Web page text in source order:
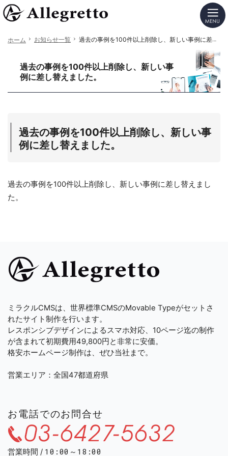
ホーム お知らせ一覧 過去の事例を100件以上削除し、新しい事例に差し替えました。
過去の事例を100件以上削除し、新しい事
例に差し替えました。
カンタン更新！格安ホームページ制作（レスポンシブ対応）ならSEOに強いアレグレット
格安ホームページ制作（レスポンシブ対応）ならSEO・反響アップにこだわるミラクル
過去の事例を100件以上削除し、新しい事
例に差し替えました。
過去の事例を100件以上削除し、新しい事例に差し替えまし
た。
ミラクルCMSは、世界標準CMSのMovable Typeがセットさ
れたサイト制作を行います。
レスポンシブデザインによるスマホ対応、10ページ迄の制作
が含まれて初期費用49,800円と非常に安価。
格安ホームページ制作は、ぜひ当社まで。
営業エリア：全国47都道府県
お電話でのお問合せ
営業時間 10:00～18:00
ホーム お知らせ一覧 過去の事例を100件以上削除し、新しい事例に差し替えました。